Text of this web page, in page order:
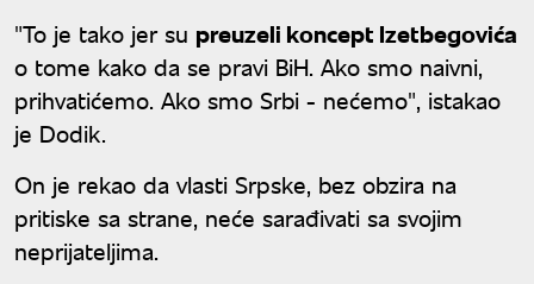
"To je tako jer su preuzeli koncept Izetbegovića
o tome kako da se pravi BiH. Ako smo naivni,
prihvatićemo. Ako smo Srbi - nećemo", istakao
je Dodik.
On je rekao da vlasti Srpske, bez obzira na
pritiske sa strane, neće sarađivati sa svojim
neprijateljima.